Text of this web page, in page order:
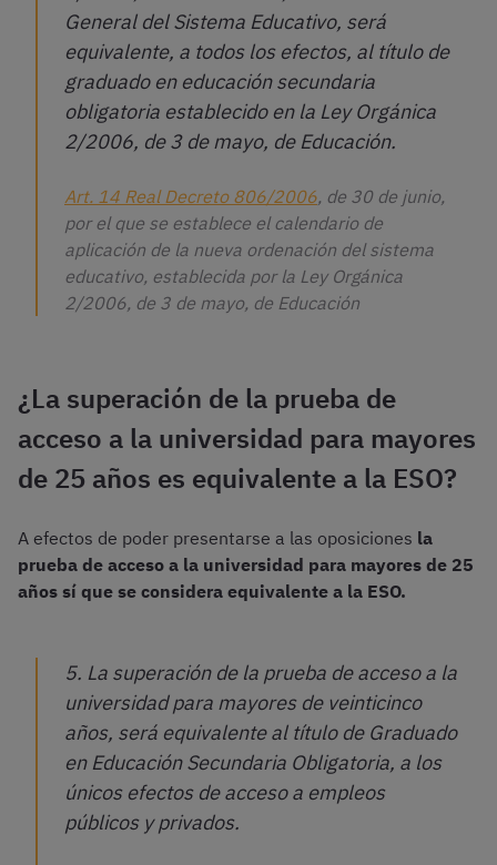
General del Sistema Educativo, será
equivalente, a todos los efectos, al título de
graduado en educación secundaria
obligatoria establecido en la Ley Orgánica
2/2006, de 3 de mayo, de Educación.
Art. 14 Real Decreto 806/2006, de 30 de junio,
por el que se establece el calendario de
aplicación de la nueva ordenación del sistema
educativo, establecida por la Ley Orgánica
2/2006, de 3 de mayo, de Educación
¿La superación de la prueba de
acceso a la universidad para mayores
de 25 años es equivalente a la ESO?
A efectos de poder presentarse a las oposiciones la
prueba de acceso a la universidad para mayores de 25
años sí que se considera equivalente a la ESO.
5. La superación de la prueba de acceso a la
universidad para mayores de veinticinco
años, será equivalente al título de Graduado
en Educación Secundaria Obligatoria, a los
únicos efectos de acceso a empleos
públicos y privados.